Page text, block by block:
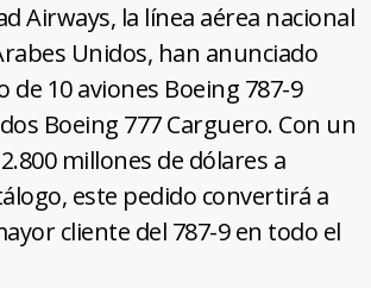
Airways, la línea aérea nacional
Unidos, han anunciado
de 10 aviones Boeing 787-9
Boeing 777 Carguero. Con un
millones de dólares a
este pedido convertirá a
cliente del 787-9 en todo el